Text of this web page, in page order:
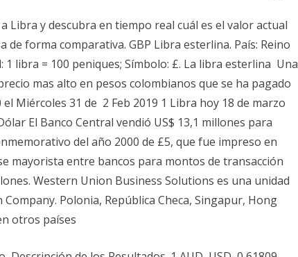
Libra y descubra en tiempo real cuál es el valor actual
de forma comparativa. GBP Libra esterlina. País: Reino
1 libra = 100 peniques; Símbolo: £. La libra esterlina Una
mas alto en pesos colombianos que se ha pagado
Miércoles 31 de 2 Feb 2019 1 Libra hoy 18 de marzo
El Banco Central vendió US$ 13,1 millones para
del año 2000 de £5, que fue impreso en
mayorista entre bancos para montos de transacción
Western Union Business Solutions es una unidad
Polonia, República Checa, Singapur, Hong
otros países